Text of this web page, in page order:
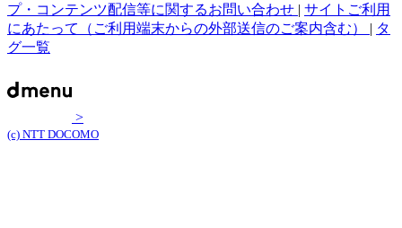
プ・コンテンツ配信等に関するお問い合わせ | サイトご利用
にあたって（ご利用端末からの外部送信のご案内含む） | タ
グ一覧
>
(c) NTT DOCOMO